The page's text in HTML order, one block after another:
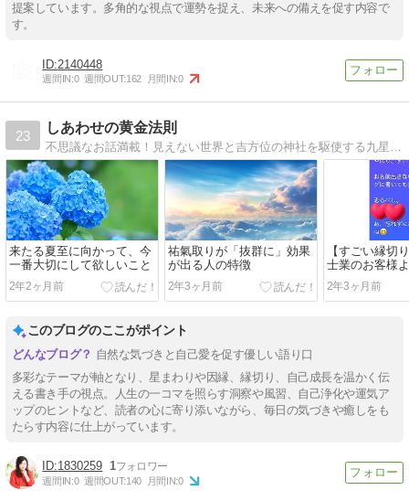
提案しています。多角的な視点で運勢を捉え、未来への備えを促す内容で
す。
2140448
週間IN:0 週間OUT:162 月間IN:0
23
しあわせの黄金法則
来たる夏至に向かって、今
一番大切にして欲しいこと
2年2ヶ月前
祐氣取りが「抜群に」効果
が出る人の特徴
2年3ヶ月前
【すごい縁切
士業のお客様
弁護士案件に
とが和解とな
2年3ヶ月前
このブログのここがポイント
自然な気づきと自己愛を促す優しい語り口
多彩なテーマが軸となり、星まわりや因縁、縁切り、自己成長を温かく伝
える書き手の視点。人生の一コマを照らす洞察や風習、自己浄化や運気ア
ップのヒントなど、読者の心に寄り添いながら、毎日の気づきや癒しをも
たらす内容に仕上がっています。
1830259 1
週間IN:0 週間OUT:140 月間IN:0